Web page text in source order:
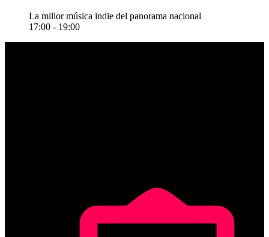
La millor música indie del panorama nacional
17:00 - 19:00